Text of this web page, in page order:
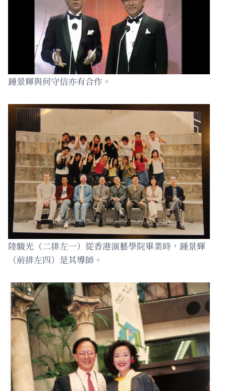
鍾景輝與何守信亦有合作。
陸駿光（二排左一）從香港演藝學院畢業時，鍾景輝
（前排左四）是其導師。